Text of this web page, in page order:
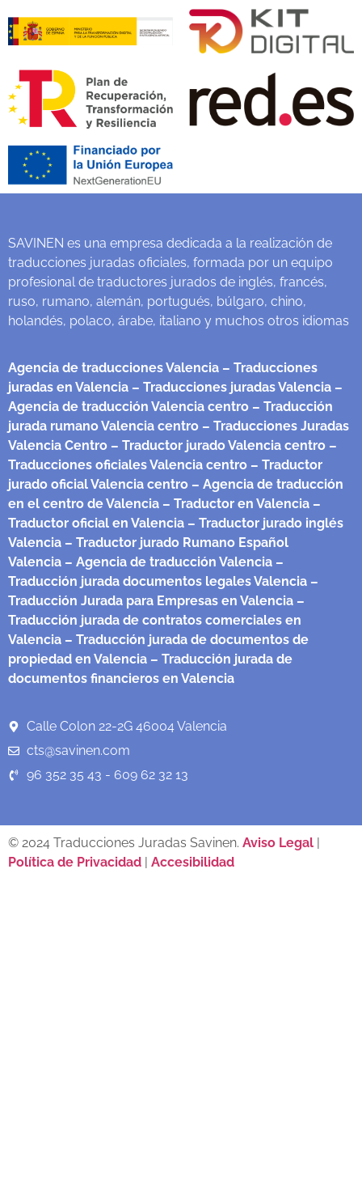
SAVINEN es una empresa dedicada a la realización de
traducciones juradas oficiales, formada por un equipo
profesional de traductores jurados de inglés, francés,
ruso, rumano, alemán, portugués, búlgaro, chino,
holandés, polaco, árabe, italiano y muchos otros idiomas
Agencia de traducciones Valencia – Traducciones
juradas en Valencia – Traducciones juradas Valencia –
Agencia de traducción Valencia centro – Traducción
jurada rumano Valencia centro – Traducciones Juradas
Valencia Centro – Traductor jurado Valencia centro –
Traducciones oficiales Valencia centro – Traductor
jurado oficial Valencia centro – Agencia de traducción
en el centro de Valencia – Traductor en Valencia –
Traductor oficial en Valencia – Traductor jurado inglés
Valencia – Traductor jurado Rumano Español
Valencia – Agencia de traducción Valencia –
Traducción jurada documentos legales Valencia –
Traducción Jurada para Empresas en Valencia –
Traducción jurada de contratos comerciales en
Valencia – Traducción jurada de documentos de
propiedad en Valencia – Traducción jurada de
documentos financieros en Valencia
Calle Colon 22-2G 46004 Valencia
cts@savinen.com
96 352 35 43 - 609 62 32 13
© 2024 Traducciones Juradas Savinen. Aviso Legal |
Política de Privacidad | Accesibilidad